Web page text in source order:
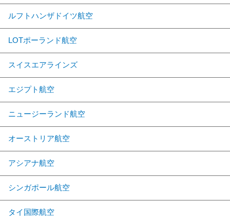
ルフトハンザドイツ航空
LOTポーランド航空
スイスエアラインズ
エジプト航空
ニュージーランド航空
オーストリア航空
アシアナ航空
シンガポール航空
タイ国際航空